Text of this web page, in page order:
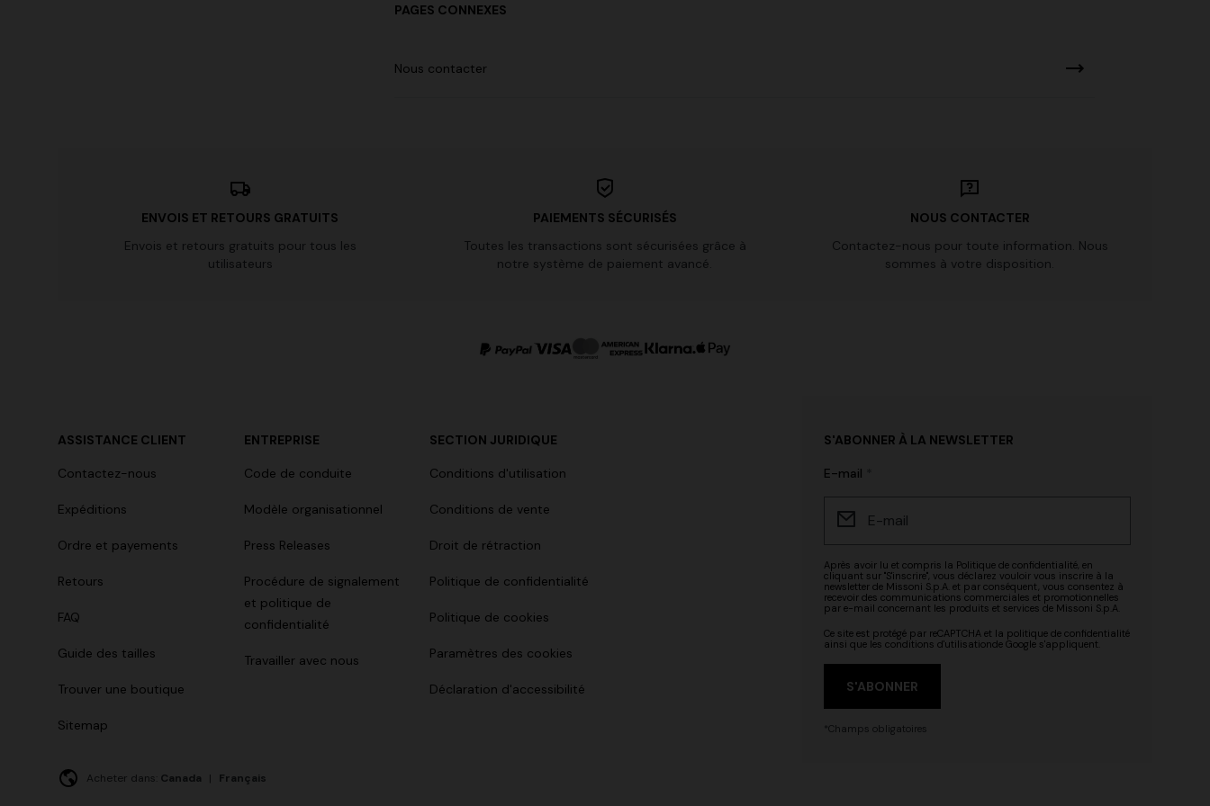
PAGES CONNEXES
Nous contacter
ENVOIS ET RETOURS GRATUITS
Envois et retours gratuits pour tous les
utilisateurs
PAIEMENTS SÉCURISÉS
Toutes les transactions sont sécurisées grâce à
notre système de paiement avancé.
NOUS CONTACTER
Contactez-nous pour toute information. Nous
sommes à votre disposition.
ASSISTANCE CLIENT
Contactez-nous
Expéditions
Ordre et payements
Retours
FAQ
Guide des tailles
Trouver une boutique
Sitemap
ENTREPRISE
Code de conduite
Modèle organisationnel
Press Releases
Procédure de signalement
et politique de
confidentialité
Travailler avec nous
SECTION JURIDIQUE
Conditions d'utilisation
Conditions de vente
Droit de rétraction
Politique de confidentialité
Politique de cookies
Paramètres des cookies
Déclaration d'accessibilité
S'ABONNER À LA NEWSLETTER
E-mail
Après avoir lu et compris la Politique de confidentialité, en
cliquant sur "S'inscrire", vous déclarez vouloir vous inscrire à la
newsletter de Missoni S.p.A. et par conséquent, vous consentez à
recevoir des communications commerciales et promotionnelles
par e-mail concernant les produits et services de Missoni S.p.A.
Ce site est protégé par reCAPTCHA et la politique de confidentialité
ainsi que les conditions d'utilisationde Google s'appliquent.
S'ABONNER
*Champs obligatoires
Acheter dans: Canada | Français